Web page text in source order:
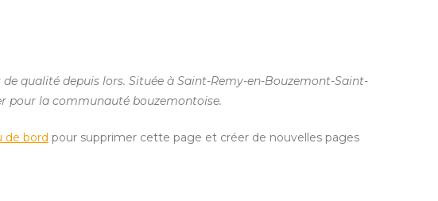
de qualité depuis lors. Située à Saint-Remy-en-Bouzemont-Saint-
pour la communauté bouzemontoise.
de bord pour supprimer cette page et créer de nouvelles pages